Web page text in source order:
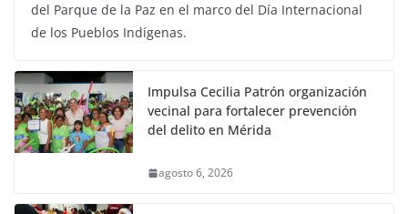
del Parque de la Paz en el marco del Día Internacional
de los Pueblos Indígenas.
Impulsa Cecilia Patrón organización
vecinal para fortalecer prevención
del delito en Mérida
agosto 6, 2026